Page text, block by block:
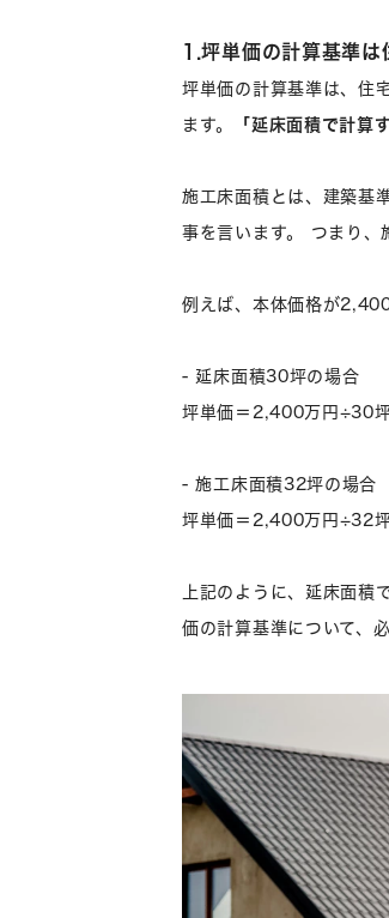
1.坪単価の計算基準は
坪単価の計算基準は、住
ます。 「延床面積で計算
施工床面積とは、建築基
事を言います。 つまり、
例えば、本体価格が
- 延床面積30坪の場合
坪単価＝2,400万円÷30
- 施工床面積32坪の場合
坪単価＝2,400万円÷32
上記のように、延床面積
価の計算基準について、